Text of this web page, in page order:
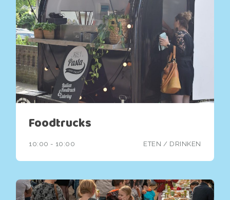
Foodtrucks
10:00 - 10:00 ETEN / DRINKEN